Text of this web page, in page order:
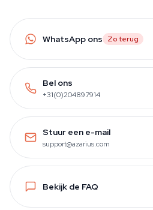
WhatsApp ons Zo terug
Bel ons
+31(0)204897914
Stuur een e-mail
support@azarius.com
Bekijk de FAQ